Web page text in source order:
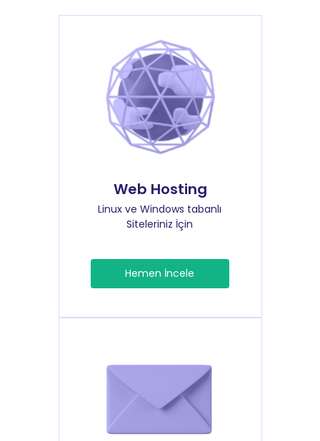
Web Hosting
Linux ve Windows tabanlı
Siteleriniz İçin
Hemen İncele